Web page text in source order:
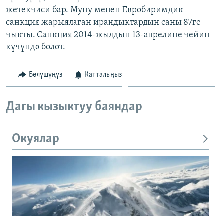
жетекчиси бар. Муну менен Евробиримдик
санкция жарыялаган ирандыктардын саны 87ге
чыкты. Санкция 2014-жылдын 13-апрелине чейин
күчүндө болот.
Бөлүшүңүз Катталыңыз
Дагы кызыктуу баяндар
Окуялар